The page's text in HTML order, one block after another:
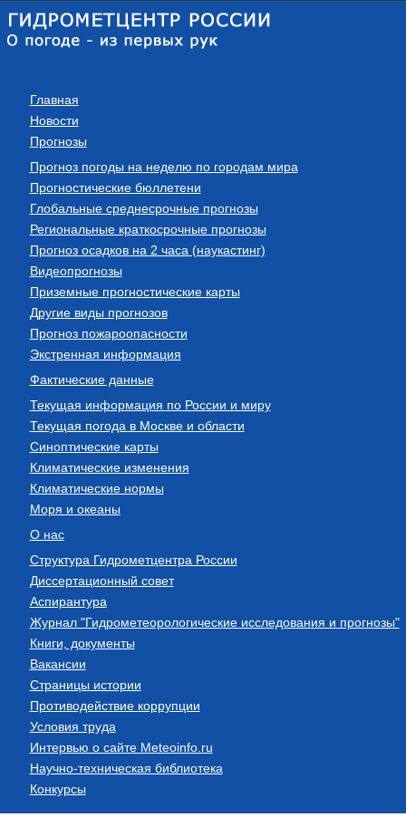
Главная
Новости
Прогнозы
Прогноз погоды на неделю по городам мира
Прогностические бюллетени
Глобальные среднесрочные прогнозы
Региональные краткосрочные прогнозы
Прогноз осадков на 2 часа (наукастинг)
Видеопрогнозы
Приземные прогностические карты
Другие виды прогнозов
Прогноз пожароопасности
Экстренная информация
Фактические данные
Текущая информация по России и миру
Текущая погода в Москве и области
Синоптические карты
Климатические изменения
Климатические нормы
Моря и океаны
О нас
Структура Гидрометцентра России
Диссертационный совет
Аспирантура
Журнал "Гидрометеорологические исследования и прогнозы"
Книги, документы
Вакансии
Страницы истории
Противодействие коррупции
Условия труда
Интервью о сайте Meteoinfo.ru
Научно-техническая библиотека
Конкурсы